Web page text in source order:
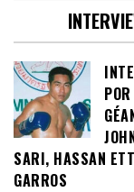
SARI, HASSAN
GARROS